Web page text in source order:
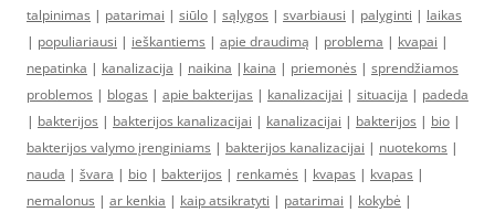
talpinimas | patarimai | siūlo | sąlygos | svarbiausi | palyginti | laikas
| populiariausi | ieškantiems | apie draudimą | problema | kvapai |
nepatinka | kanalizacija | naikina | kaina | priemonės | sprendžiamos
problemos | blogas | apie bakterijas | kanalizacijai | situacija | padeda
| bakterijos | bakterijos kanalizacijai | kanalizacijai | bakterijos | bio |
bakterijos valymo įrenginiams | bakterijos kanalizacijai | nuotekoms |
nauda | švara | bio | bakterijos | renkamės | kvapas | kvapas |
nemalonus | ar kenkia | kaip atsikratyti | patarimai | kokybė |